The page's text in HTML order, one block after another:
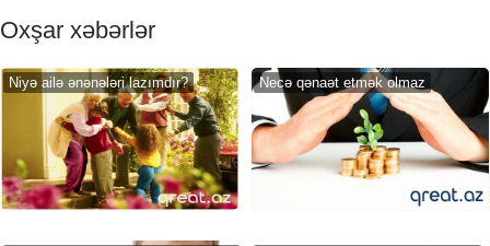
Oxşar xəbərlər
Niyə ailə ənənələri lazımdır? Necə qənaət etmək olmaz